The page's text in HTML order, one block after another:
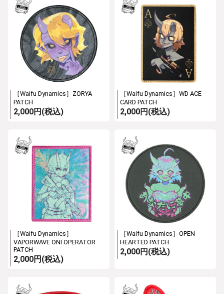
［Waifu Dynamics］ZORYA
PATCH
2,000円(税込)
［Waifu Dynamics］WD ACE
CARD PATCH
2,000円(税込)
［Waifu Dynamics］
VAPORWAVE ONI OPERATOR
PATCH
2,000円(税込)
［Waifu Dynamics］OPEN
HEARTED PATCH
2,000円(税込)